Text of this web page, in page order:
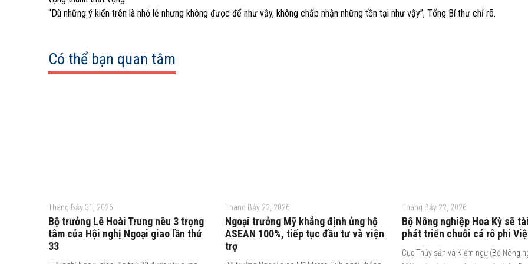
“Dù những ý kiến trên là nhỏ lẻ nhưng không được để như vậy, không chấp nhận những tồn tại như vậy”, Tổng Bí thư chỉ rõ.
Có thể bạn quan tâm
Tháng Bảy 31, 2026
Bộ trưởng Lê Hoài Trung nêu 3 trọng
tâm của Hội nghị Ngoại giao lần thứ
33
Tháng Bảy 22, 2026
Ngoại trưởng Mỹ khẳng định ủng hộ
ASEAN 100%, tiếp tục đầu tư và viện
trợ
Tháng Bảy 22, 2026
Bộ Nông nghiệp Hoa Kỳ sẽ
phát triển chuỗi cá rô phi
Cục Thủy sản và Kiểm ngư (Bộ Nông